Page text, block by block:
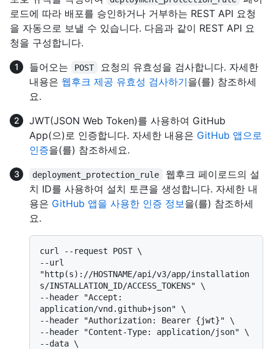
로드에 따라 배포를 승인하거나 거부하는 REST API 요청
을 자동으로 보낼 수 있습니다. 다음과 같이 REST API 요
청을 구성합니다.
들어오는
POST
요청의 유효성을 검사합니다. 자세한
내용은 웹후크 제공 유효성 검사하기을(를) 참조하세
요.
JWT(JSON Web Token)를 사용하여 GitHub
App(으)로 인증합니다. 자세한 내용은 GitHub 앱으로
인증을(를) 참조하세요.
deployment_protection_rule
웹후크 페이로드의 설
치 ID를 사용하여 설치 토큰을 생성합니다. 자세한 내
용은 GitHub 앱을 사용한 인증 정보 을(를) 참조하세
요.
curl --request POST \
--url
"http(s)://HOSTNAME/api/v3/app/installation
s/INSTALLATION_ID/ACCESS_TOKENS" \
--header "Accept:
application/vnd.github+json" \
--header "Authorization: Bearer {jwt}" \
--header "Content-Type: application/json" \
--data \